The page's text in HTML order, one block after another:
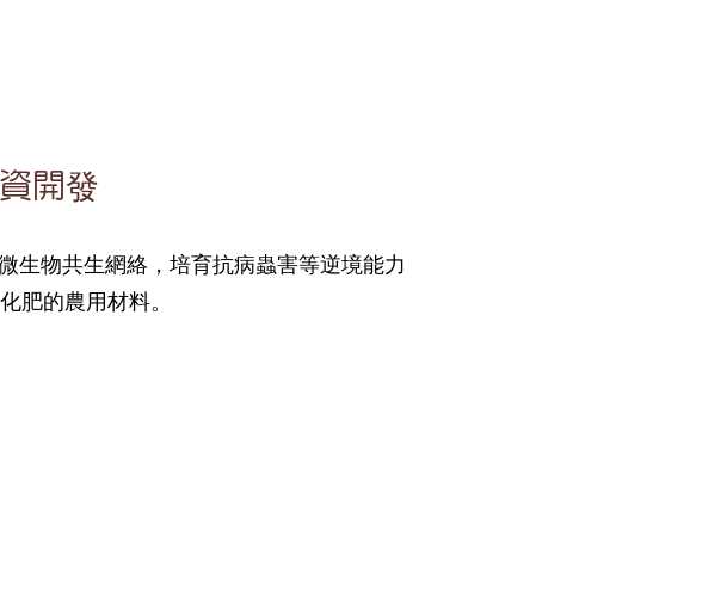
開發
生物共生網絡，培育抗病蟲害等逆境能力
肥的農用材料。